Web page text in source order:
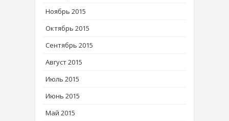
Ноябрь 2015
Октябрь 2015
Сентябрь 2015
Август 2015
Июль 2015
Июнь 2015
Май 2015